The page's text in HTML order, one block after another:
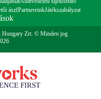
ászfPartnereinkJátékszabályzat
Hungary Zrt. © Minden jog